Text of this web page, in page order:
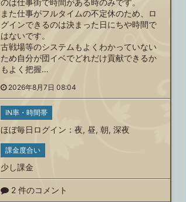
のは仕事街で時間がある時のみです。
また仕事がフルタイムの不定休のため、ロ
グインできるのは決まった日にちや時間で
はないです。
古戦場等のシステムもよくわかっていない
ため自分が団イベでどれだけ貢献できるか
もよく把握…
2026年8月7日 08:04
IN率・時間帯
ほぼ毎日ログイン ： 夜, 昼, 朝, 深夜
課金度合い
少し課金
2 件のコメント